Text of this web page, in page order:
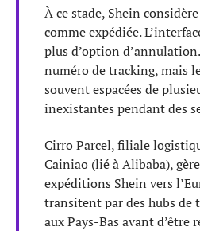
À ce stade, Shein
comme expédiée.
plus d’option
numéro de tracking, mais
souvent espacées de
inexistantes pendant des
Cirro Parcel, filiale
Cainiao (lié à Alibaba),
expéditions Shein vers
transitent par des hubs de
aux Pays-Bas avant d’être